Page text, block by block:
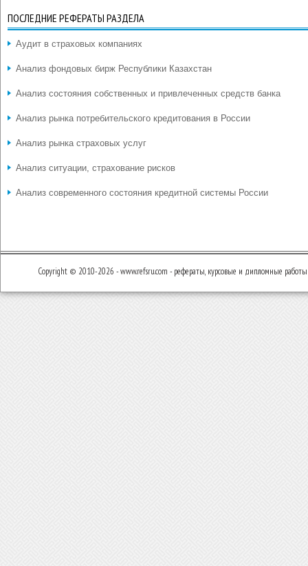
ПОСЛЕДНИЕ РЕФЕРАТЫ РАЗДЕЛА
Аудит в страховых компаниях
Анализ фондовых бирж Республики Казахстан
Анализ состояния собственных и привлеченных средств банка
Анализ рынка потребительского кредитования в России
Анализ рынка страховых услуг
Анализ ситуации, страхование рисков
Анализ современного состояния кредитной системы России
Copyright © 2010-2026 - www.refsru.com - рефераты, курсовые и дипломные работы